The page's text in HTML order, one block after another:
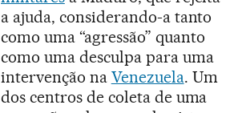
a ajuda, considerando-a tanto
como uma “agressão” quanto
como uma desculpa para uma
intervenção na Venezuela. Um
dos centros de coleta de uma